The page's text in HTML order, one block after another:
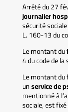
Arrêté du 27
journalier
sécurité
L. 160-13 du
Le montant du
4 du code de
Le montant du
unservice de
mentionné à
sociale, est